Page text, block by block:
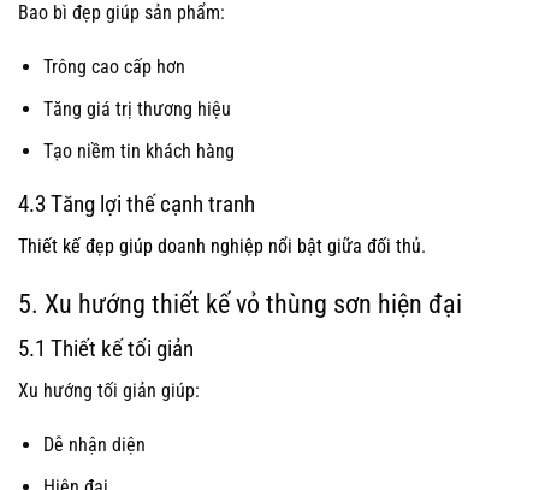
Bao bì đẹp giúp sản phẩm:
Trông cao cấp hơn
Tăng giá trị thương hiệu
Tạo niềm tin khách hàng
4.3 Tăng lợi thế cạnh tranh
Thiết kế đẹp giúp doanh nghiệp nổi bật giữa đối thủ.
5. Xu hướng thiết kế vỏ thùng sơn hiện đại
5.1 Thiết kế tối giản
Xu hướng tối giản giúp:
Dễ nhận diện